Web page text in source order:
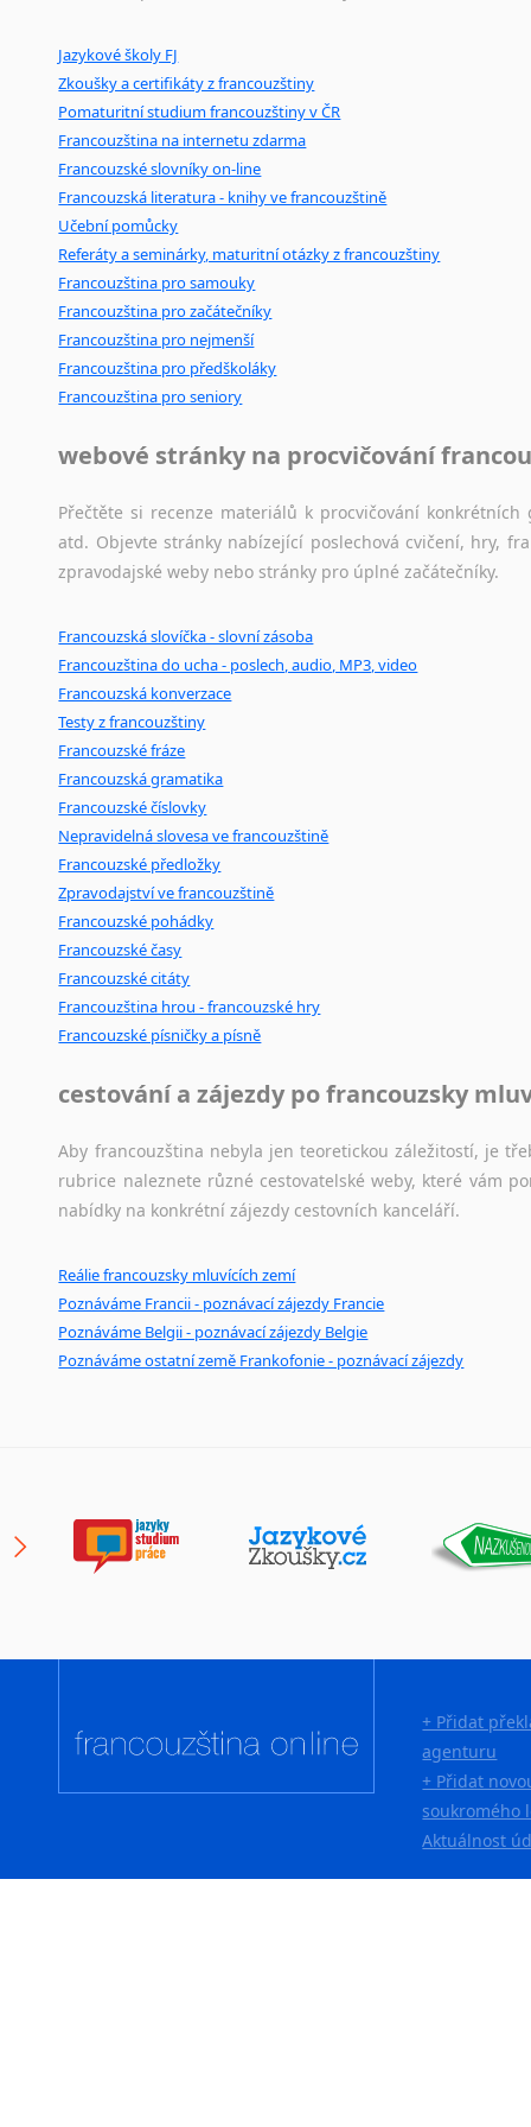
Mix pomůcek, jež
poradny a pravidla pravopisu nebo
Jazykové školy FJ
Zkoušky a certifikáty z francouzštiny
Pomaturitní studium francouzštiny v ČR
Francouzština na internetu zdarma
Francouzské slovníky on-line
Francouzská literatura - knihy ve francouzštině
Učební pomůcky
Referáty a seminárky, maturitní otázky z francouzštiny
Francouzština pro samouky
Francouzština pro začátečníky
Francouzština pro nejmenší
Francouzština pro předškoláky
Francouzština pro seniory
webové stránky na procvičování
Přečtěte si recenze materiálů k procvičování
atd. Objevte stránky nabízející poslechová cvičení, hry,
zpravodajské weby nebo stránky pro úplné začátečníky.
Francouzská slovíčka - slovní zásoba
Francouzština do ucha - poslech, audio, MP3, video
Francouzská konverzace
Testy z francouzštiny
Francouzské fráze
Francouzská gramatika
Francouzské číslovky
Nepravidelná slovesa ve francouzštině
Francouzské předložky
Zpravodajství ve francouzštině
Francouzské pohádky
Francouzské časy
Francouzské citáty
Francouzština hrou - francouzské hry
Francouzské písničky a písně
cestování a zájezdy po francouzsky
Aby francouzština nebyla jen teoretickou záležitostí, je
rubrice naleznete různé cestovatelské weby, které vám
nabídky na konkrétní zájezdy cestovních kanceláří.
Reálie francouzsky mluvících zemí
Poznáváme Francii - poznávací zájezdy Francie
Poznáváme Belgii - poznávací zájezdy Belgie
Poznáváme ostatní země Frankofonie - poznávací zájezdy
+ Přidat
agenturu
+ Přidat
soukromého
Aktuálnost